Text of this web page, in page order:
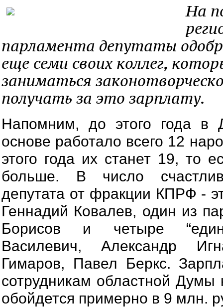
На
парламента депутаты
еще семи своих коллег,
заниматься
получать за это зарплату.
Напомним, до этого года в
основе работало всего 12
этого года их станет 19, то
больше. В число
депутата от фракции КПРФ -
Геннадий Ковалев, один из
Борисов и четыре
Василевич, Александр
Гимаров, Павел Беркс.
сотрудникам областной Думы
обойдется примерно в 9 млн.